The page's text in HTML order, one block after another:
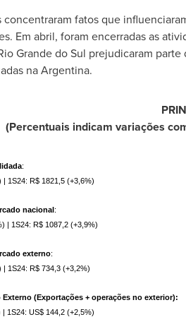
concentraram fatos que
Em abril, foram encerradas as
Grande do Sul prejudicaram
naArgentina.
(Percentuais indicam variações
:
| 1S24: R$ 1821,5 (+3,6%)
nacional:
| 1S24: R$ 1087,2 (+3,9%)
externo:
| 1S24: R$ 734,3 (+3,2%)
Externo (Exportações + operações no exterior):
1S24: US$ 144,2 (+2,5%)